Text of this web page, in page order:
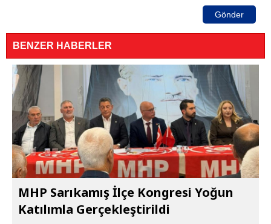
Gönder
BENZER HABERLER
MHP Sarıkamış İlçe Kongresi Yoğun
Katılımla Gerçekleştirildi